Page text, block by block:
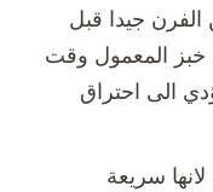
جيدا قبل
خبز المعمول وقت
الى احتراق
سريعة